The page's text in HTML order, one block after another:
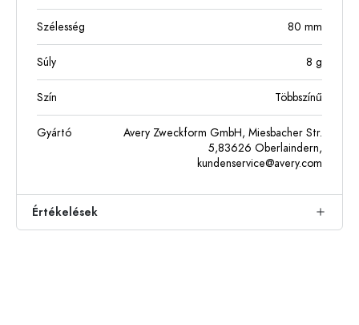
Szélesség 80 mm
Súly 8 g
Szín Többszínű
Gyártó
Avery Zweckform GmbH, Miesbacher Str.
5,83626 Oberlaindern,
kundenservice@avery.com
Értékelések